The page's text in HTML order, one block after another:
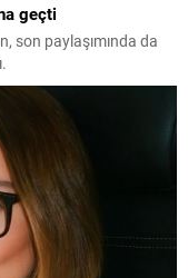
geçti
son paylaşımında da